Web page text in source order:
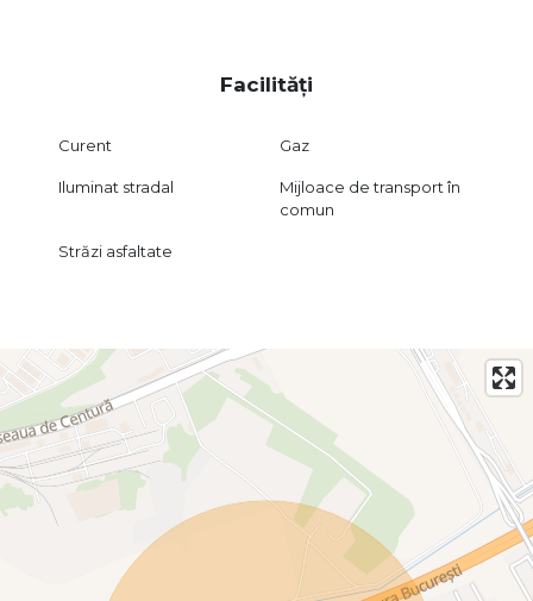
Facilități
Curent Gaz
Iluminat stradal
Mijloace de transport în
comun
Străzi asfaltate